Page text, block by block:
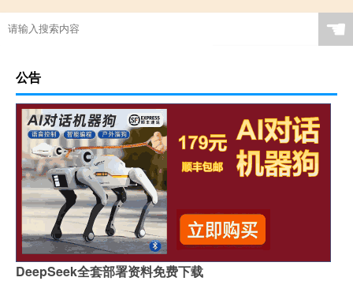
☚
公告
DeepSeek全套部署资料免费下载